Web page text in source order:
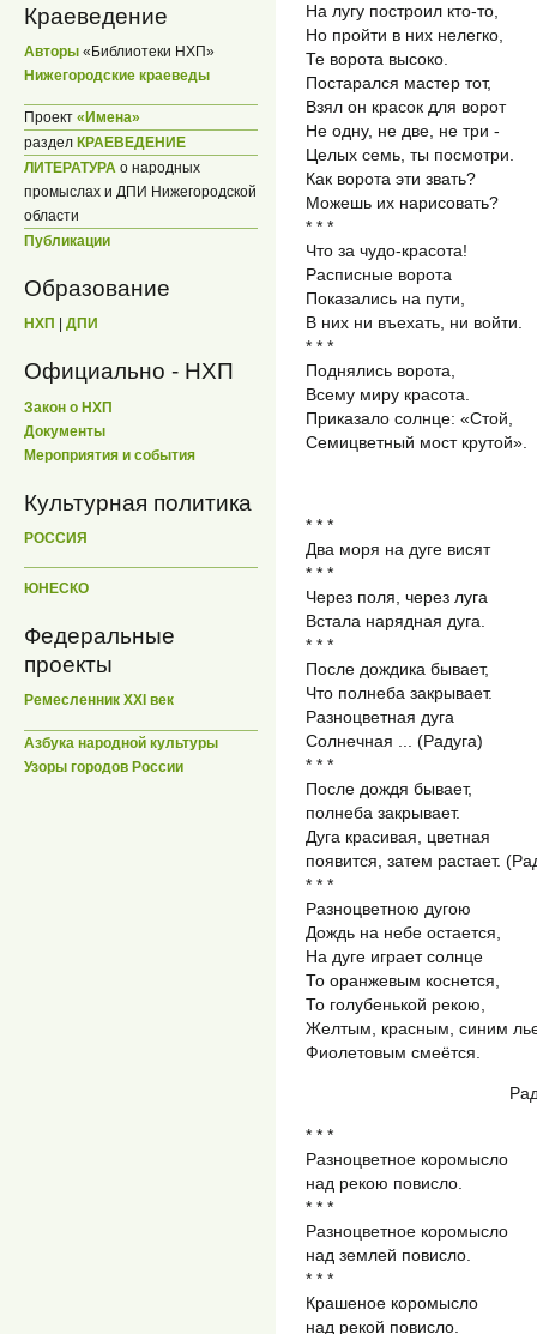
Краеведение
Авторы «Библиотеки НХП»
Нижегородские краеведы
Проект «Имена»
раздел КРАЕВЕДЕНИЕ
ЛИТЕРАТУРА о народных
промыслах и ДПИ Нижегородской
области
Публикации
Образование
НХП ДПИ
Официально - НХП
Закон о НХП
Документы
Мероприятия и события
Культурная политика
РОССИЯ
ЮНЕСКО
Федеральные
проекты
Ремесленник XXI век
Азбука народной культуры
Узоры городов России
На лугу построил кто-то,
Но пройти в них нелегко,
Те ворота высоко.
Постарался мастер тот,
Взял он красок для ворот
Не одну, не две, не три -
Целых семь, ты посмотри.
Как ворота эти звать?
Можешь их нарисовать?
* * *
Что за чудо-красота!
Расписные ворота
Показались на пути,
В них ни въехать, ни войти.
* * *
Поднялись ворота,
Всему миру красота.
Приказало солнце: «Стой,
Семицветный мост крутой».
* * *
Два моря на дуге висят
* * *
Через поля, через луга
Встала нарядная дуга.
* * *
После дождика бывает,
Что полнеба закрывает.
Разноцветная дуга
Солнечная ... (Радуга)
* * *
После дождя бывает,
полнеба закрывает.
Дуга красивая, цветная
появится, затем растает.
* * *
Разноцветною дугою
Дождь на небе остается,
На дуге играет солнце
То оранжевым коснется,
То голубенькой рекою,
Желтым, красным, синим
Фиолетовым смеётся.
* * *
Разноцветное коромысло
над рекою повисло.
* * *
Разноцветное коромысло
над землей повисло.
* * *
Крашеное коромысло
над рекой повисло.